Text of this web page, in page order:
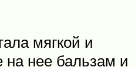
мягкой и
на нее бальзам и